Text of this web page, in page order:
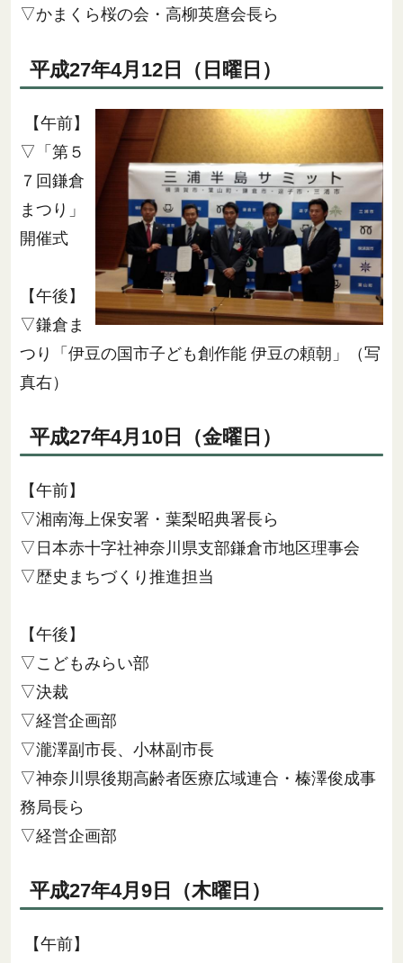
▽かまくら桜の会・高柳英麿会長ら
平成27年4月12日（日曜日）
【午前】
▽「第５
７回鎌倉
まつり」
開催式
【午後】
▽鎌倉ま
つり「伊豆の国市子ども創作能 伊豆の頼朝」（写
真右）
平成27年4月10日（金曜日）
【午前】
▽湘南海上保安署・葉梨昭典署長ら
▽日本赤十字社神奈川県支部鎌倉市地区理事会
▽歴史まちづくり推進担当
【午後】
▽こどもみらい部
▽決裁
▽経営企画部
▽瀧澤副市長、小林副市長
▽神奈川県後期高齢者医療広域連合・榛澤俊成事
務局長ら
▽経営企画部
平成27年4月9日（木曜日）
【午前】